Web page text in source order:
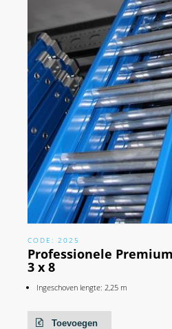
CODE: 2025
Professionele
3 x 8
Ingeschoven lengte: 2,25 m
Toevoegen